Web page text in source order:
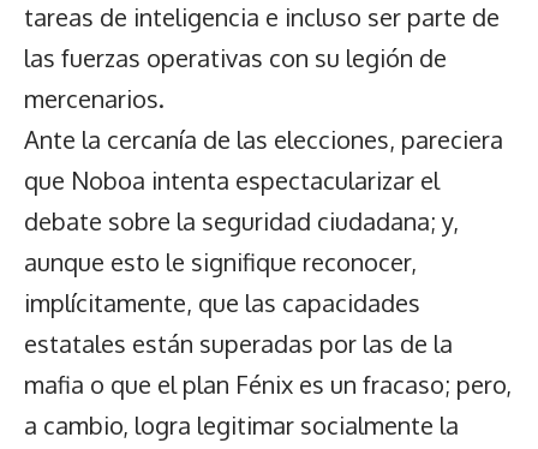
tareas de inteligencia e incluso ser parte de
las fuerzas operativas con su legión de
mercenarios.
Ante la cercanía de las elecciones, pareciera
que Noboa intenta espectacularizar el
debate sobre la seguridad ciudadana; y,
aunque esto le signifique reconocer,
implícitamente, que las capacidades
estatales están superadas por las de la
mafia o que el plan Fénix es un fracaso; pero,
a cambio, logra legitimar socialmente la